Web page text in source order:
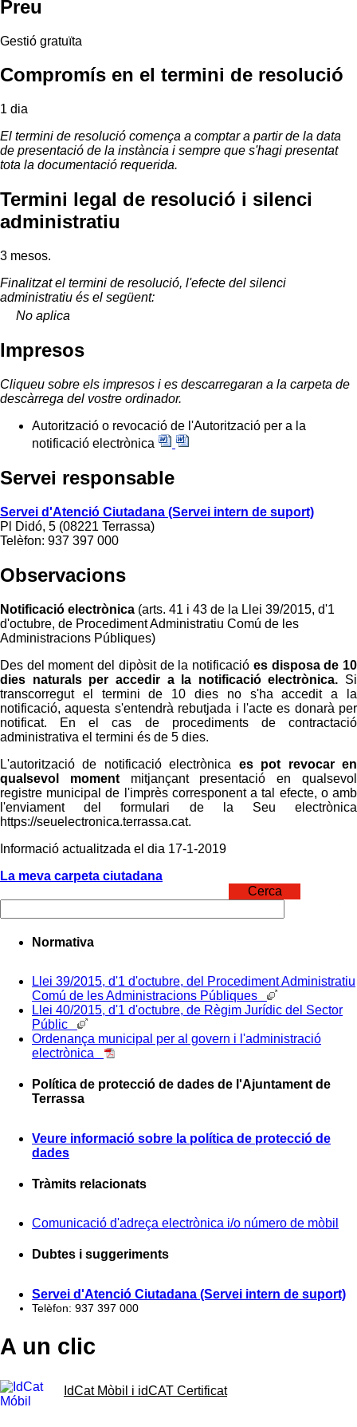
Preu
Gestió gratuïta
Compromís en el termini de resolució
1 dia
El termini de resolució comença a comptar a partir de la data
de presentació de la instància i sempre que s'hagi presentat
tota la documentació requerida.
Termini legal de resolució i silenci
administratiu
3 mesos.
Finalitzat el termini de resolució, l'efecte del silenci
administratiu és el següent:
No aplica
Impresos
Cliqueu sobre els impresos i es descarregaran a la carpeta de
descàrrega del vostre ordinador.
Autorització o revocació de l'Autorització per a la
notificació electrònica
Servei responsable
Servei d'Atenció Ciutadana (Servei intern de suport)
Pl Didó, 5 (08221 Terrassa)
Telèfon: 937 397 000
Observacions
Notificació electrònica (arts. 41 i 43 de la Llei 39/2015, d'1
d'octubre, de Procediment Administratiu Comú de les
Administracions Públiques)
Des del moment del dipòsit de la notificació es disposa de 10
dies naturals per accedir a la notificació electrònica. Si
transcorregut el termini de 10 dies no s'ha accedit a la
notificació, aquesta s'entendrà rebutjada i l'acte es donarà per
notificat. En el cas de procediments de contractació
administrativa el termini és de 5 dies.
L'autorització de notificació electrònica es pot revocar en
qualsevol moment mitjançant presentació en qualsevol
registre municipal de l'imprès corresponent a tal efecte, o amb
l'enviament del formulari de la Seu electrònica
https://seuelectronica.terrassa.cat.
Informació actualitzada el dia 17-1-2019
La meva carpeta ciutadana
Cerca
Normativa
Llei 39/2015, d'1 d'octubre, del Procediment Administratiu
Comú de les Administracions Públiques
Llei 40/2015, d'1 d'octubre, de Règim Jurídic del Sector
Públic
Ordenança municipal per al govern i l'administració
electrònica
Política de protecció de dades de l'Ajuntament de
Terrassa
Veure informació sobre la política de protecció de
dades
Tràmits relacionats
Comunicació d'adreça electrònica i/o número de mòbil
Dubtes i suggeriments
Servei d'Atenció Ciutadana (Servei intern de suport)
Telèfon: 937 397 000
A un clic
IdCat Mòbil i idCAT Certificat